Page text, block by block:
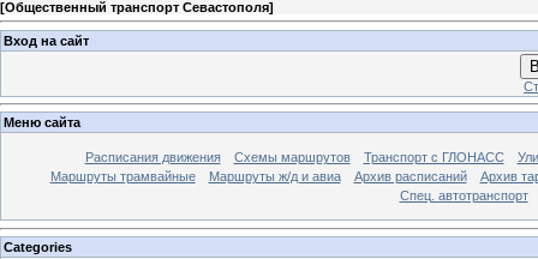
[Общественный транспорт Севастополя]
Вход на сайт
Меню сайта
Расписания движения Схемы маршрутов Транспорт с ГЛОНАСС
Маршруты трамвайные
Маршруты ж/д и авиа Архив расписаний
Архив
Спец. автотранспорт
Categories